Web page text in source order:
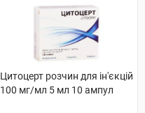
Цитоцерт розчин для ін'єкцій
100 мг/мл 5 мл 10 ампул